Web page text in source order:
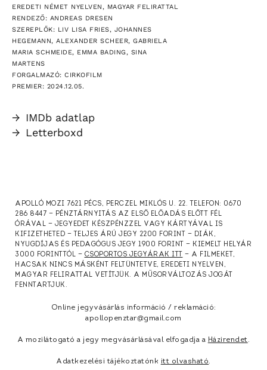
EREDETI NÉMET NYELVEN, MAGYAR FELIRATTAL
RENDEZŐ: ANDREAS DRESEN
SZEREPLŐK: LIV LISA FRIES, JOHANNES
HEGEMANN, ALEXANDER SCHEER, GABRIELA
MARIA SCHMEIDE, EMMA BADING, SINA
MARTENS
FORGALMAZÓ: CIRKOFILM
PREMIER: 2024.12.05.
→ IMDb adatlap
→ Letterboxd
APOLLÓ MOZI 7621 PÉCS, PERCZEL MIKLÓS U. 22. TELEFON: 0670
286 8447 — PÉNZTÁRNYITÁS AZ ELSŐ ELŐADÁS ELŐTT FÉL
ÓRÁVAL — JEGYEDET KÉSZPÉNZZEL VAGY KÁRTYÁVAL IS
KIFIZETHETED — TELJES ÁRÚ JEGY 2200 FORINT — DIÁK,
NYUGDÍJAS ÉS PEDAGÓGUS JEGY 1900 FORINT — KIEMELT HELYÁR
3000 FORINTTÓL — CSOPORTOS JEGYÁRAK ITT
— A FILMEKET,
HACSAK NINCS MÁSKÉNT FELTÜNTETVE, EREDETI NYELVEN,
MAGYAR FELIRATTAL VETÍTJÜK. A MŰSORVÁLTOZÁS JOGÁT
FENNTARTJUK.
Online jegyvásárlás információ / reklamáció:
apollopenztar@gmail.com
A mozilátogató a jegy megvásárlásával elfogadja a Házirendet.
Adatkezelési tájékoztatónk itt olvasható.